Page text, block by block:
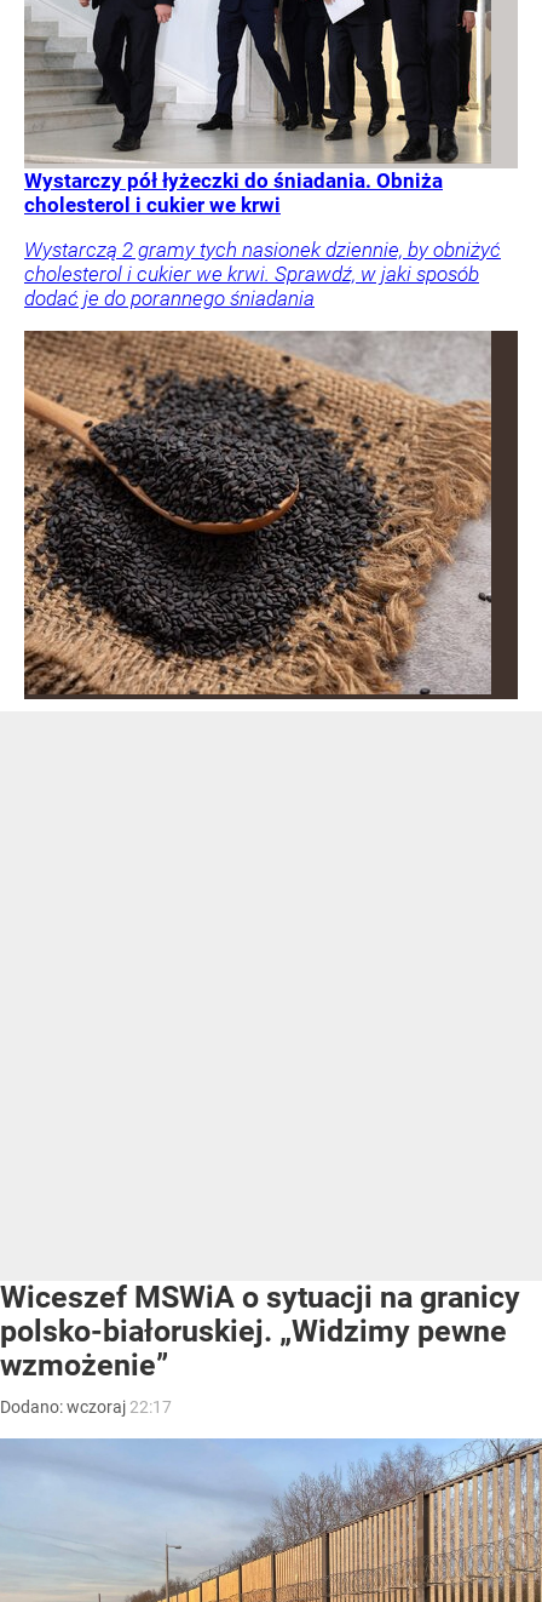
Wystarczy pół łyżeczki do śniadania. Obniża
cholesterol i cukier we krwi
Wystarczą 2 gramy tych nasionek dziennie, by obniżyć
cholesterol i cukier we krwi. Sprawdź, w jaki sposób
dodać je do porannego śniadania
Wiceszef MSWiA o sytuacji na granicy
polsko-białoruskiej. „Widzimy pewne
wzmożenie”
Dodano:wczoraj 22:17